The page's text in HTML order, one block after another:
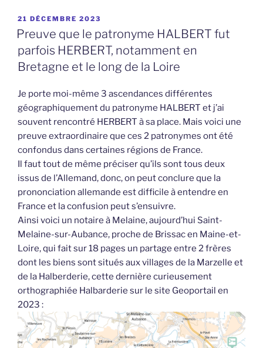
PUBLIÉ
LE
21 DÉCEMBRE 2023
Preuve que le patronyme HALBERT fut
parfois HERBERT, notamment en
Bretagne et le long de la Loire
Je porte moi-même 3 ascendances différentes
géographiquement du patronyme HALBERT et j’ai
souvent rencontré HERBERT à sa place. Mais voici une
preuve extraordinaire que ces 2 patronymes ont été
confondus dans certaines régions de France.
Il faut tout de même préciser qu’ils sont tous deux
issus de l’Allemand, donc, on peut conclure que la
prononciation allemande est difficile à entendre en
France et la confusion peut s’ensuivre.
Ainsi voici un notaire à Melaine, aujourd’hui Saint-
Melaine-sur-Aubance, proche de Brissac en Maine-et-
Loire, qui fait sur 18 pages un partage entre 2 frères
dont les biens sont situés aux villages de la Marzelle et
de la Halberderie, cette dernière curieusement
orthographiée Halbarderie sur le site Geoportail en
2023 :